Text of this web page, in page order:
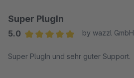
Super PlugIn
5.0
by wazzl GmbH
Super PlugIn und sehr guter Support.